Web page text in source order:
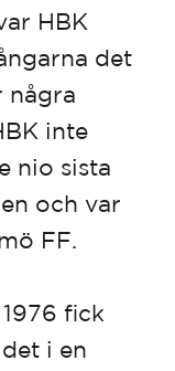
HBK
det
några
inte
nio sista
och var
FF.
fick
i en